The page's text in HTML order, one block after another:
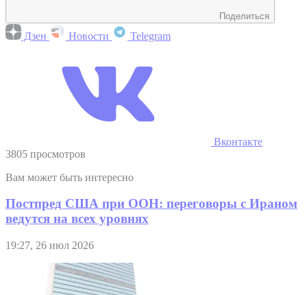
Поделиться
Дзен Новости Telegram
Вконтакте
3805 просмотров
Вам может быть интересно
Постпред США при ООН: переговоры с Ираном
ведутся на всех уровнях
19:27, 26 июл 2026